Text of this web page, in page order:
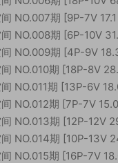
NO.007期 [9P-7V
NO.008期 [6P-10V
NO.009期 [4P-9V
NO.010期 [18P-8V
NO.011期 [13P-6V
NO.012期 [7P-7V
NO.013期 [12P-12V
NO.014期 [10P-13V
NO.015期 [16P-7V